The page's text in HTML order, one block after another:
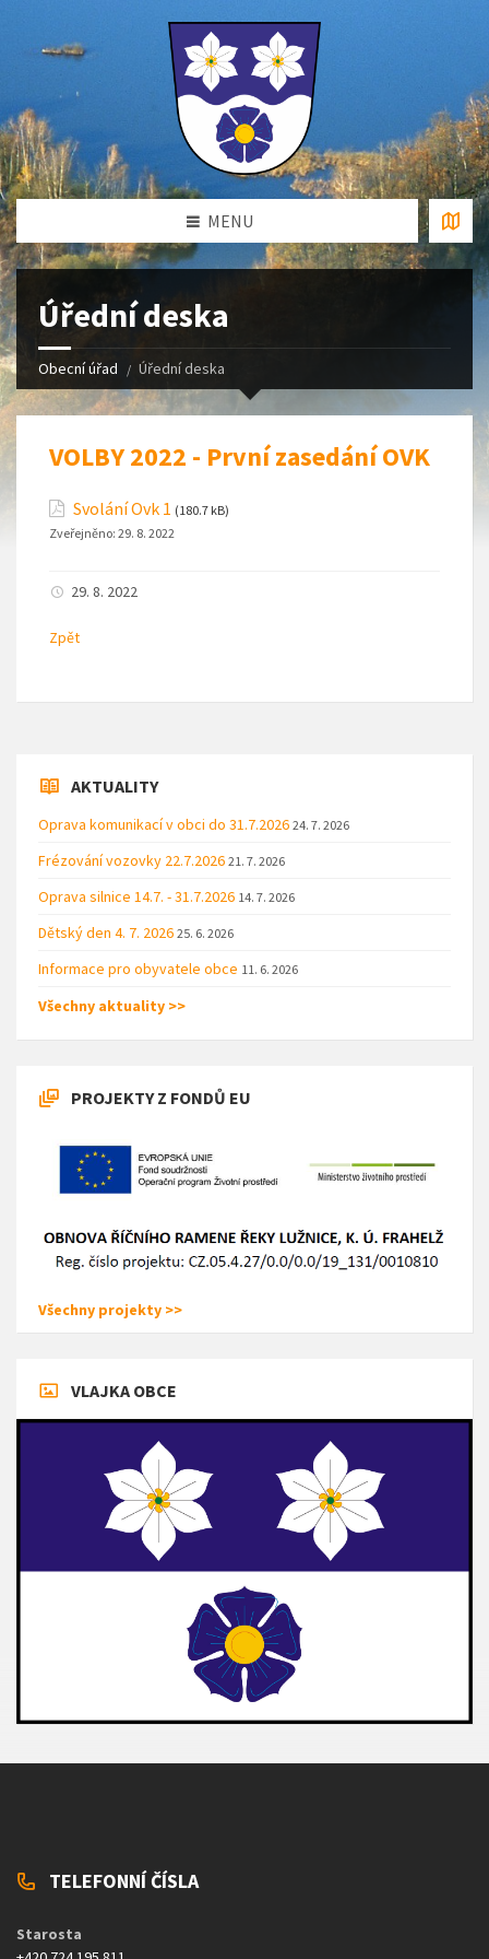
MENU
Úřední deska
Obecní úřad Úřední deska
VOLBY 2022 - První zasedání OVK
Svolání Ovk 1 (180.7 kB)
Zveřejněno: 29. 8. 2022
29. 8. 2022
Zpět
AKTUALITY
Oprava komunikací v obci do 31.7.2026 24. 7. 2026
Frézování vozovky 22.7.2026 21. 7. 2026
Oprava silnice 14.7. - 31.7.2026 14. 7. 2026
Dětský den 4. 7. 2026 25. 6. 2026
Informace pro obyvatele obce 11. 6. 2026
Všechny aktuality >>
PROJEKTY Z FONDŮ EU
Všechny projekty >>
VLAJKA OBCE
TELEFONNÍ ČÍSLA
Starosta